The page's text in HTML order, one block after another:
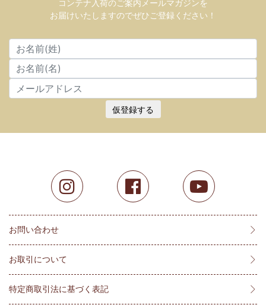
コンテナ入荷のご案内メールマガジンを
お届けいたしますのでぜひご登録ください！
仮登録する
お問い合わせ
お取引について
特定商取引法に基づく表記